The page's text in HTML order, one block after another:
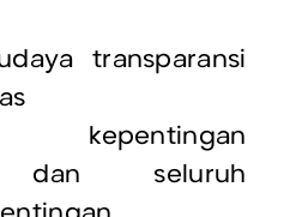
transparansi
kepentingan
dan seluruh